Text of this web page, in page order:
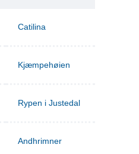
Catilina
Kjæmpehøien
Rypen i Justedal
Andhrimner